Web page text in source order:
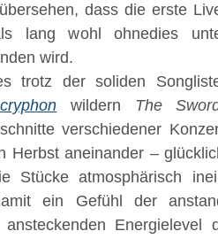
dass die erste
lang wohl ohnedies
wird.
trotz der soliden
wildern The
verschiedener
Herbst aneinander –
Stücke atmosphärisch
ein Gefühl der
Energielevel